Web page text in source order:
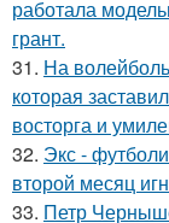
работала
грант.
31. На
которая
восторга и
32. Экс -
второй месяц
33. Петр